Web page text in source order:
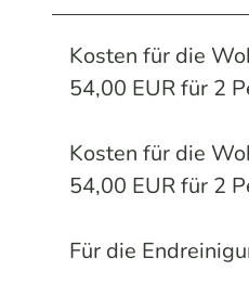
Kosten für die
54,00 EUR für 2
Kosten für die
54,00 EUR für 2
Für die